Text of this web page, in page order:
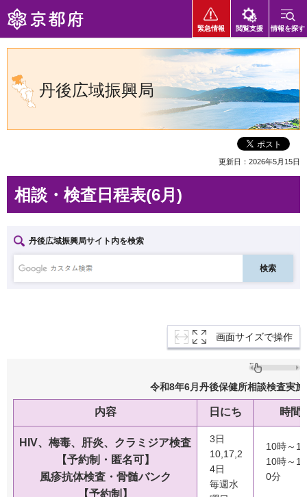
京都府
緊急情報 閲覧支援 情報を探す
丹後広域振興局
更新日：2026年5月15日
相談・検査日程表(6月)
丹後広域振興局サイト内を検索
画面サイズで操作
令和8年6月丹後保健所相談検査実施
内容 日にち 時間
HIV、梅毒、肝炎、クラミジア検査
【予約制・匿名可】
風疹抗体検査・骨髄バンク
【予約制】
3日
10,17,2
4日
毎週水
10時～
10時～
0分